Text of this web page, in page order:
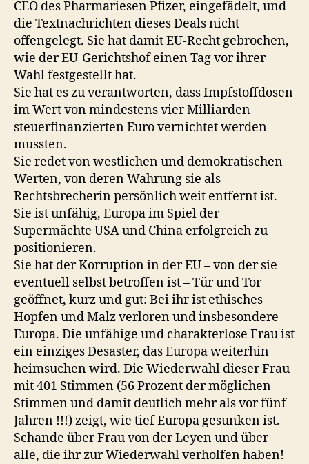
CEO des Pharmariesen Pfizer, eingefädelt, und
die Textnachrichten dieses Deals nicht
offengelegt. Sie hat damit EU-Recht gebrochen,
wie der EU-Gerichtshof einen Tag vor ihrer
Wahl festgestellt hat.
Sie hat es zu verantworten, dass Impfstoffdosen
im Wert von mindestens vier Milliarden
steuerfinanzierten Euro vernichtet werden
mussten.
Sie redet von westlichen und demokratischen
Werten, von deren Wahrung sie als
Rechtsbrecherin persönlich weit entfernt ist.
Sie ist unfähig, Europa im Spiel der
Supermächte USA und China erfolgreich zu
positionieren.
Sie hat der Korruption in der EU – von der sie
eventuell selbst betroffen ist – Tür und Tor
geöffnet, kurz und gut: Bei ihr ist ethisches
Hopfen und Malz verloren und insbesondere
Europa. Die unfähige und charakterlose Frau ist
ein einziges Desaster, das Europa weiterhin
heimsuchen wird. Die Wiederwahl dieser Frau
mit 401 Stimmen (56 Prozent der möglichen
Stimmen und damit deutlich mehr als vor fünf
Jahren !!!) zeigt, wie tief Europa gesunken ist.
Schande über Frau von der Leyen und über
alle, die ihr zur Wiederwahl verholfen haben!